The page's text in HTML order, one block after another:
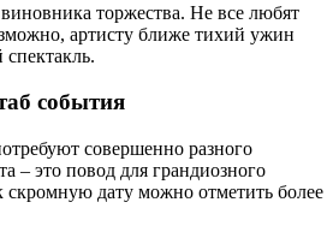
торжества. Не все любят
артисту ближе тихий ужин
события
совершенно разного
– это повод для грандиозного
скромную дату можно отметить более